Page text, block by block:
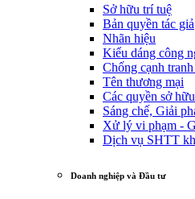
Sở hữu trí tuệ
Bản quyền tác giả
Nhãn hiệu
Kiểu dáng công
Chống cạnh
Tên thương mại
Các quyền sở
Sáng chế, Giải
Xử lý vi phạm -
Dịch vụ SHTT
Doanh nghiệp và Đầu tư